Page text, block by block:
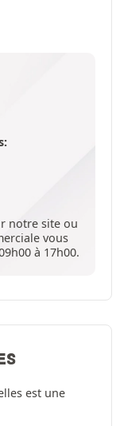
notre site ou
vous
à 17h00.
est une